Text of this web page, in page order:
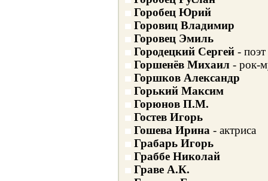
Горобец Юрий
Горовиц Владимир
Горовец Эмиль
Городецкий Сергей- поэт
Горшенёв Михаил- рок-
Горшков Александр
Горький Максим
Горюнов П.М.
Гостев Игорь
Гошева Ирина - актриса
Грабарь Игорь
Граббе Николай
Граве А.К.